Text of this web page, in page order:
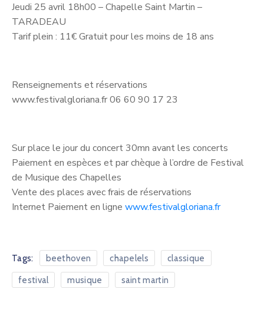
Jeudi 25 avril 18h00 – Chapelle Saint Martin –
TARADEAU
Tarif plein : 11€ Gratuit pour les moins de 18 ans
Renseignements et réservations
www.festivalgloriana.fr 06 60 90 17 23
Sur place le jour du concert 30mn avant les concerts
Paiement en espèces et par chèque à l’ordre de Festival
de Musique des Chapelles
Vente des places avec frais de réservations
Internet Paiement en ligne www.festivalgloriana.fr
Tags: beethoven chapelels classique
festival musique saint martin